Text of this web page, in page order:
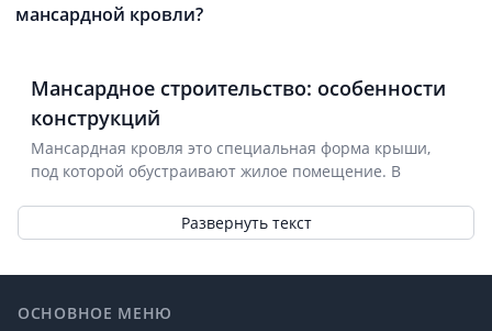
мансардной кровли?
Мансардное строительство: особенности
конструкций
Мансардная кровля это специальная форма крыши,
под которой обустраивают жилое помещение. В
пространство используется только для хранения,
мансарда позволяет создать полноценную комнату:
это способ увеличить жилую площадь без расширения
Развернуть текст
ОСНОВНОЕ МЕНЮ